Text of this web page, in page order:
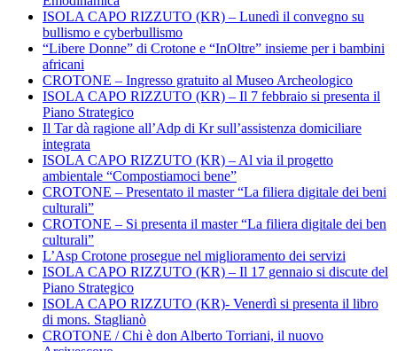
ISOLA CAPO RIZZUTO (KR) – Lunedì il convegno su
bullismo e cyberbullismo
“Libere Donne” di Crotone e “InOltre” insieme per i bambini
africani
CROTONE – Ingresso gratuito al Museo Archeologico
ISOLA CAPO RIZZUTO (KR) – Il 7 febbraio si presenta il
Piano Strategico
Il Tar dà ragione all’Adp di Kr sull’assistenza domiciliare
integrata
ISOLA CAPO RIZZUTO (KR) – Al via il progetto
ambientale “Compostiamoci bene”
CROTONE – Presentato il master “La filiera digitale dei beni
culturali”
CROTONE – Si presenta il master “La filiera digitale dei ben
culturali”
L’Asp Crotone prosegue nel miglioramento dei servizi
ISOLA CAPO RIZZUTO (KR) – Il 17 gennaio si discute del
Piano Strategico
ISOLA CAPO RIZZUTO (KR)- Venerdì si presenta il libro
di mons. Staglianò
CROTONE / Chi è don Alberto Torriani, il nuovo